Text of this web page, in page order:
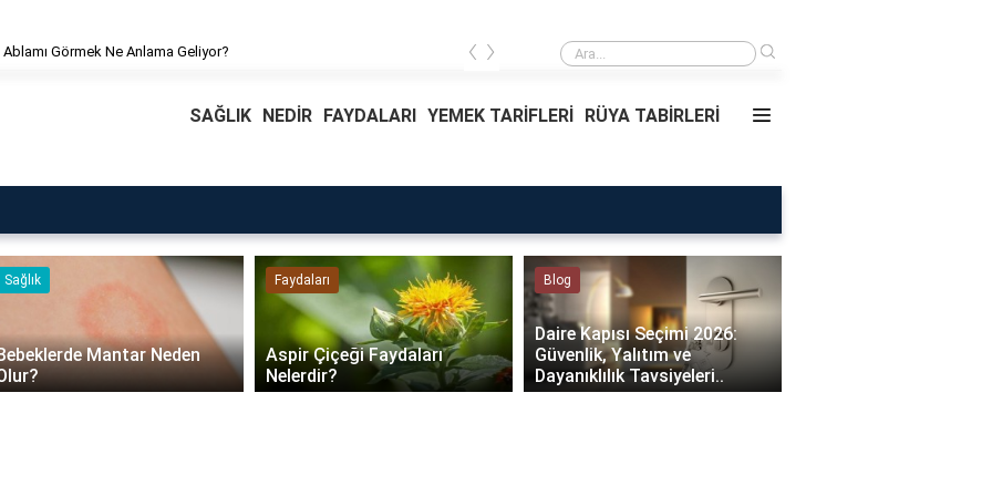
Görmek Ne Anlama Geliyor? Rüyada Ablamı Görmek Ne Anlama Geliyor?
‹ ›
SAĞLIK NEDİR FAYDALARI YEMEK TARİFLERİ RÜYA TABİRLERİ
Faydaları
Çiçeği Faydaları
Blog
Daire Kapısı Seçimi 2026:
Güvenlik, Yalıtım ve
Dayanıklılık Tavsiyeleri..
Rüya Tabirleri
Rüyada Ablamı Görmek Ne
Anlama Geliyor?